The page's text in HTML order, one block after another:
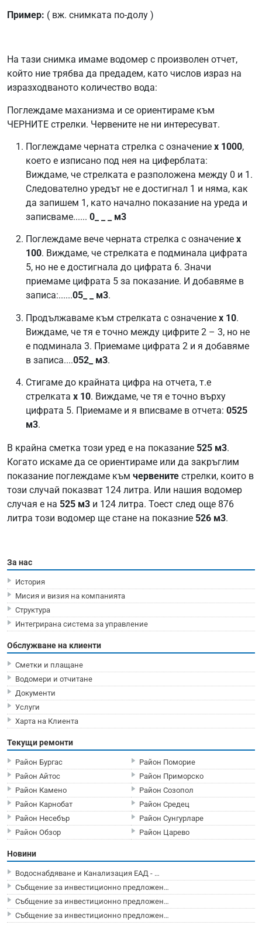
Пример: ( вж. снимката по-долу )
На тази снимка имаме водомер с произволен отчет,
който ние трябва да предадем, като числов израз на
изразходваното количество вода:
Поглеждаме маханизма и се ориентираме към
ЧЕРНИТЕ стрелки. Червените не ни интересуват.
Поглеждаме черната стрелка с означение х 1000,
което е изписано под нея на циферблата:
Виждаме, че стрелката е разположена между 0 и 1.
Следователно уредът не е достигнал 1 и няма, как
да запишем 1, като начално показание на уреда и
записваме...... 0_ _ _ м3
Поглеждаме вече черната стрелка с означение х
100. Виждаме, че стрелката е подминала цифрата
5, но не е достигнала до цифрата 6. Значи
приемаме цифрата 5 за показание. И добавяме в
записа:......05_ _ м3.
Продължаваме към стрелката с означение х 10.
Виждаме, че тя е точно между цифрите 2 – 3, но не
е подминала 3. Приемаме цифрата 2 и я добавяме
в записа....052_ м3.
Стигаме до крайната цифра на отчета, т.е
стрелката х 10. Виждаме, че тя е точно върху
цифрата 5. Приемаме и я вписваме в отчета: 0525
м3.
В крайна сметка този уред е на показание 525 м3.
Когато искаме да се ориентираме или да закръглим
показание поглеждаме към червените стрелки, които в
този случай показват 124 литра. Или нашия водомер
случая е на 525 м3 и 124 литра. Тоест след още 876
литра този водомер ще стане на показние 526 м3.
За нас
История
Мисия и визия на компанията
Структура
Интегрирана система за управление
Обслужване на клиенти
Сметки и плащане
Водомери и отчитане
Документи
Услуги
Харта на Клиента
Текущи ремонти
Район Бургас
Район Айтос
Район Камено
Район Карнобат
Район Несебър
Район Обзор
Район Поморие
Район Приморско
Район Созопол
Район Средец
Район Сунгурларе
Район Царево
Новини
Водоснабдяване и Канализация ЕАД - …
Събщение за инвестиционно предложен…
Събщение за инвестиционно предложен…
Събщение за инвестиционно предложен…